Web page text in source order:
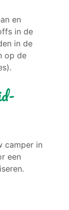
en
in de
in de
op de
camper in
een